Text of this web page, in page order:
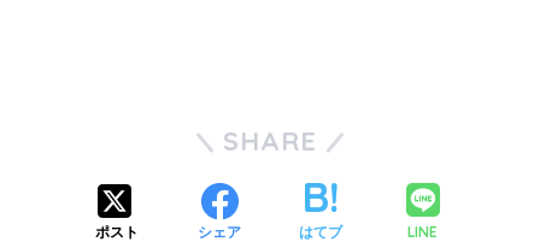
SHARE
ポスト シェア はてブ LINE